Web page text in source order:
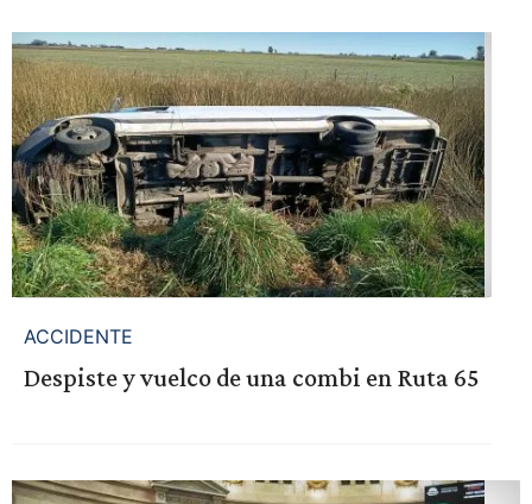
ACCIDENTE
Despiste y vuelco de una combi en Ruta 65